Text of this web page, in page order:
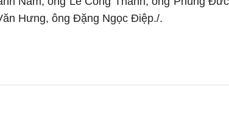
Hưng, ông Đặng Ngọc Điệp./.